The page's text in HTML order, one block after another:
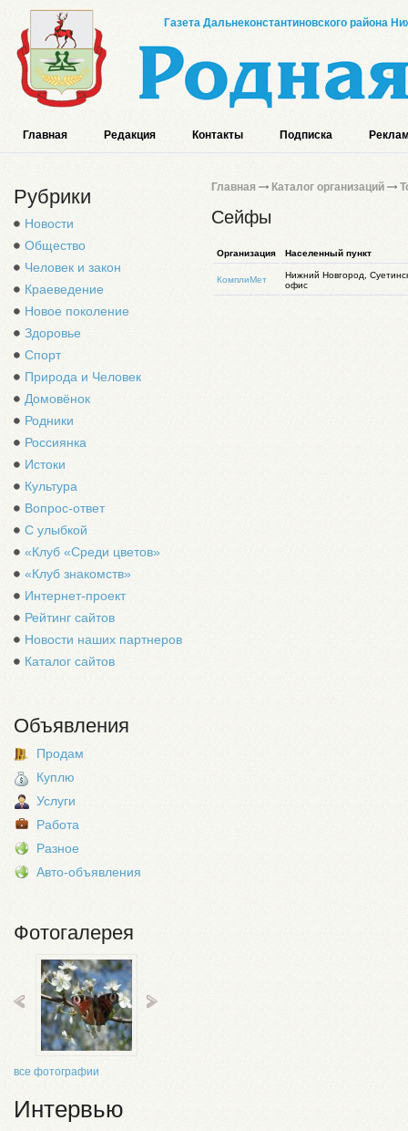
Газета Дальнеконстантиновского района
Главная Редакция Контакты Подписка
Рубрики
Новости
Общество
Человек и закон
Краеведение
Новое поколение
Здоровье
Спорт
Природа и Человек
Домовёнок
Родники
Россиянка
Истоки
Культура
Вопрос-ответ
С улыбкой
«Клуб «Среди цветов»
«Клуб знакомств»
Интернет-проект
Рейтинг сайтов
Новости наших партнеров
Каталог сайтов
Объявления
Продам
Куплю
Услуги
Работа
Разное
Авто-объявления
Фотогалерея
все фотографии
Интервью
Главная Каталог организаций
Сейфы
Организация Населенный пункт
КомплиМет
Нижний Новгород,
офис